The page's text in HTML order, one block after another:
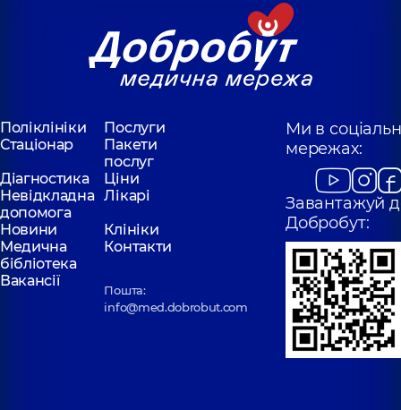
Поліклініки
Послуги
Стаціонар
Пакети
послуг
Діагностика
Ціни
Невідкладна
допомога
Лікарі
Новини
Клініки
Медична
бібліотека
Контакти
Вакансії
Пошта:
info@med.dobrobut.com
Ми в
мережах:
Завантажуй
Добробут: